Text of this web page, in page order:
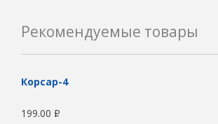
Рекомендуемые товары
Корсар-4
199.00 Р